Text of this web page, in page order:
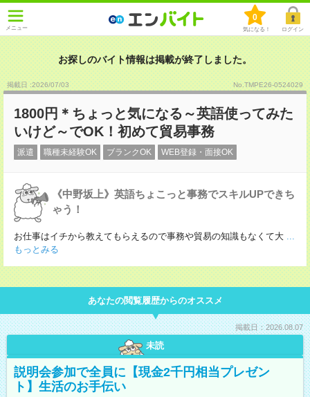
メニュー
0
気になる！ ログイン
お探しのバイト情報は掲載が終了しました。
掲載日 :2026/07/03 No.TMPE26-0524029
1800円＊ちょっと気になる～英語使ってみた
いけど～でOK！初めて貿易事務
派遣 職種未経験OK ブランクOK WEB登録・面接OK
《中野坂上》英語ちょこっと事務でスキルUPできち
ゃう！
お仕事はイチから教えてもらえるので事務や貿易の知識もなくて大 ...
もっとみる
あなたの閲覧履歴からのオススメ
掲載日：2026.08.07
未読
説明会参加で全員に【現金2千円相当プレゼン
ト】生活のお手伝い